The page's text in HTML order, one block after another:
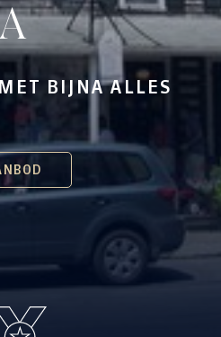
BIJNA ALLES